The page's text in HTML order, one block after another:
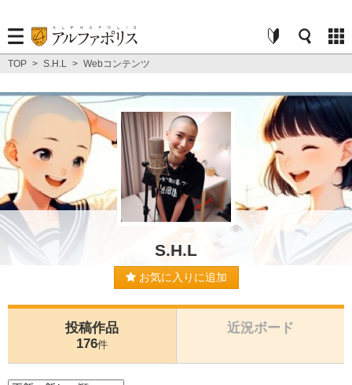
TOP > S.H.L > Webコンテンツ
S.H.L
お気に入りに追加
投稿作品
176件
近況ボード